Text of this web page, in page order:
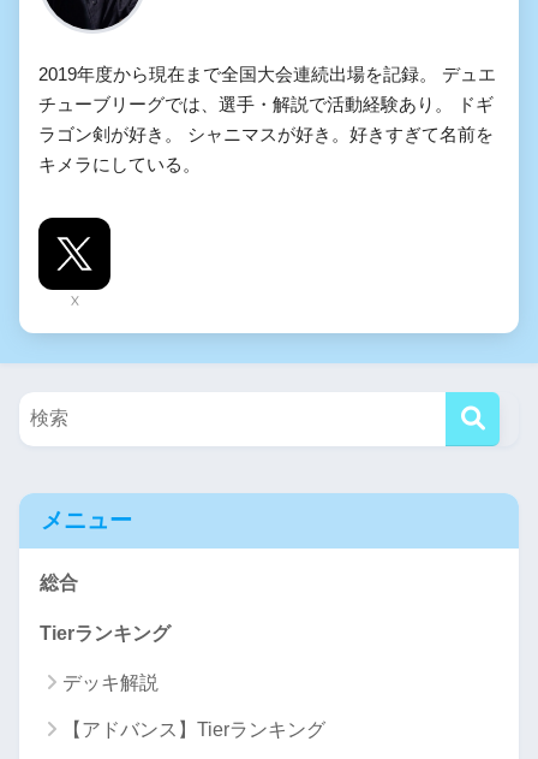
2019年度から現在まで全国大会連続出場を記録。 デュエ
チューブリーグでは、選手・解説で活動経験あり。 ドギ
ラゴン剣が好き。 シャニマスが好き。好きすぎて名前を
キメラにしている。
X
メニュー
総合
Tierランキング
デッキ解説
【アドバンス】Tierランキング